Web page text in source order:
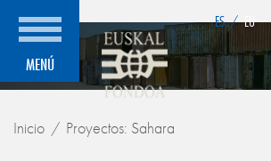
MENÚ
ES / EU
Inicio Proyectos: Sahara